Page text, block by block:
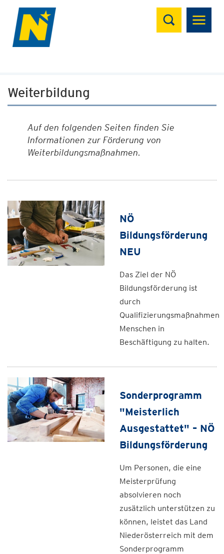
Suchen
Weiterbildung
Auf den folgenden Seiten finden Sie
Informationen zur Förderung von
Weiterbildungsmaßnahmen.
NÖ
Bildungsförderung
NEU
Das Ziel der NÖ
Bildungsförderung ist
durch
Qualifizierungsmaßnahmen
Menschen in
Beschäftigung zu halten.
Sonderprogramm
"Meisterlich
Ausgestattet" – NÖ
Bildungsförderung
Um Personen, die eine
Meisterprüfung
absolvieren noch
zusätzlich unterstützen zu
können, leistet das Land
Niederösterreich mit dem
Sonderprogramm